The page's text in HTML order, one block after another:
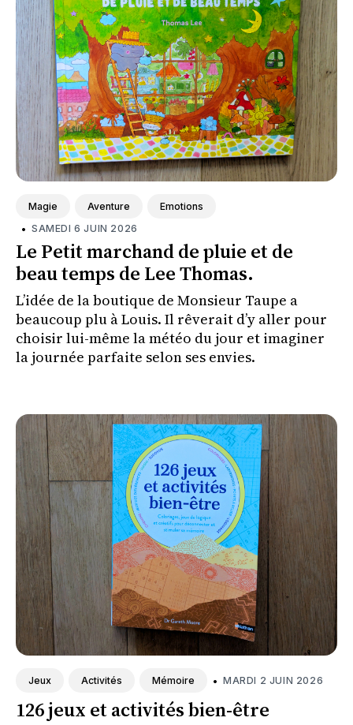
Magie Aventure Emotions
• SAMEDI 6 JUIN 2026
Le Petit marchand de pluie et de
beau temps de Lee Thomas.
L’idée de la boutique de Monsieur Taupe a
beaucoup plu à Louis. Il rêverait d’y aller pour
choisir lui-même la météo du jour et imaginer
la journée parfaite selon ses envies.
Jeux Activités Mémoire • MARDI 2 JUIN 2026
126 jeux et activités bien-être